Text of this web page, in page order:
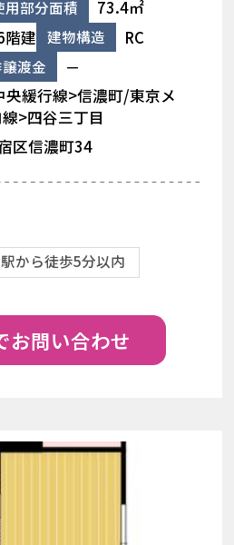
用部分面積 73.4㎡
建 建物構造 RC
渡金 －
央緩行線>信濃町/東京メ
>四谷三丁目
区信濃町34
から徒歩5分以内
お問い合わせ